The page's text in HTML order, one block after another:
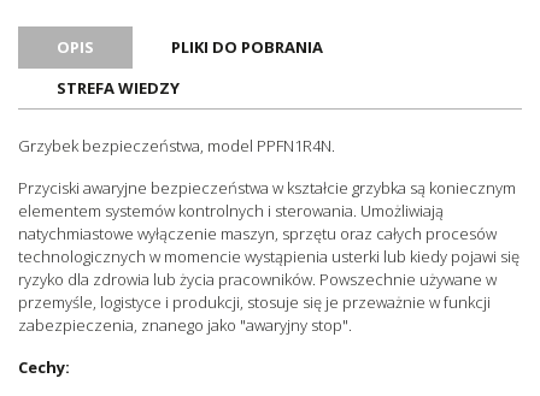
OPIS
PLIKI DO POBRANIA
STREFA WIEDZY
Grzybek bezpieczeństwa, model PPFN1R4N.
Przyciski awaryjne bezpieczeństwa w kształcie grzybka są koniecznym
elementem systemów kontrolnych i sterowania. Umożliwiają
natychmiastowe wyłączenie maszyn, sprzętu oraz całych procesów
technologicznych w momencie wystąpienia usterki lub kiedy pojawi się
ryzyko dla zdrowia lub życia pracowników. Powszechnie używane w
przemyśle, logistyce i produkcji, stosuje się je przeważnie w funkcji
zabezpieczenia, znanego jako "awaryjny stop".
Cechy: